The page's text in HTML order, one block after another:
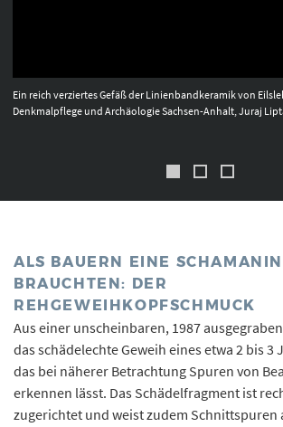
Ein reich verziertes Gefäß der Linienbandkeramik von
Denkmalpflege und Archäologie Sachsen-Anhalt, Juraj
ALS BAUERN EINE SCHAMANIN
BRAUCHTEN: DER
REHGEWEIHKOPFSCHMUCK
Aus einer unscheinbaren, 1987
das schädelechte Geweih eines etwa 2 bis 3
das bei näherer Betrachtung Spuren von
erkennen lässt. Das Schädelfragment ist
zugerichtet und weist zudem Schnittspuren